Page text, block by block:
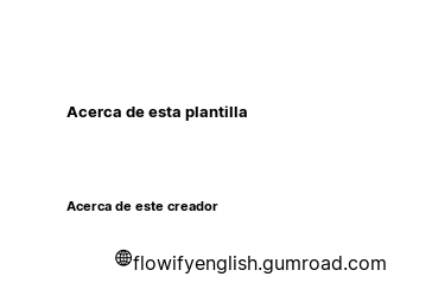
Acerca de esta plantilla
Acerca de este creador
flowifyenglish.gumroad.com